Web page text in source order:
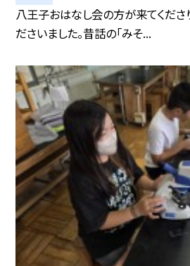
八王子おはなし会の方が来てくださ
ださいました。昔話の「みそ...